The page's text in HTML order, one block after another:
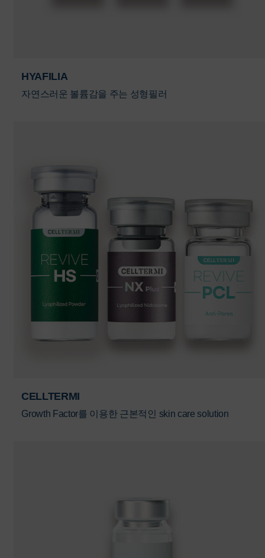
HYAFILIA
자연스러운 볼륨감을 주는 성형필러
CELLTERMI
Growth Factor를 이용한 근본적인 skin care solution